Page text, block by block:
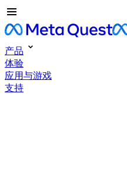
产品
体验
应用与游戏
支持